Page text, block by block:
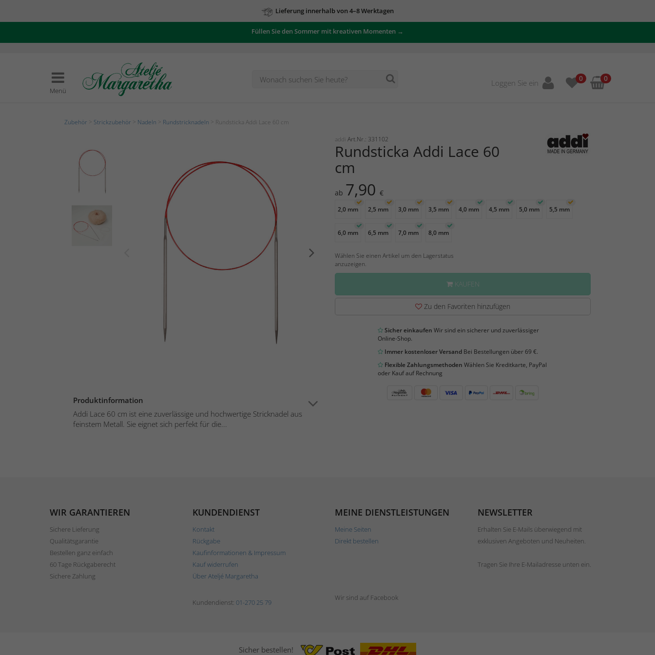
Lieferung innerhalb von 4–8 Werktagen
Füllen Sie den Sommer mit kreativen Momenten →
Menü
Loggen Sie ein 0 0
Zubehör Strickzubehör Nadeln Rundstricknadeln > Rundsticka Addi Lace 60 cm
Produktinformation
Addi Lace 60 cm ist eine zuverlässige und hochwertige Stricknadel aus
feinstem Metall. Sie eignet sich perfekt für die...
addi Art.Nr.: 331102
Rundsticka Addi Lace 60
cm
ab 7,90 €
2,0 mm 2,5 mm 3,0 mm 3,5 mm 4,0 mm 4,5 mm 5,0 mm 5,5 mm
6,0 mm 6,5 mm 7,0 mm 8,0 mm
Wählen Sie einen Artikel um den Lagerstatus
anzuzeigen.
KAUFEN
Zu den Favoriten hinzufügen
Sicher einkaufen Wir sind ein sicherer und zuverlässiger
Online-Shop.
Immer kostenloser VersandBei Bestellungen über 69 €.
Flexible Zahlungsmethoden Wählen Sie Kreditkarte, PayPal
oder Kauf auf Rechnung
WIR GARANTIEREN
Sichere Lieferung
Qualitätsgarantie
Bestellen ganz einfach
60 Tage Rückgaberecht
Sichere Zahlung
KUNDENDIENST
Kontakt
Rückgabe
Kaufinformationen & Impressum
Kauf widerrufen
Über Ateljé Margaretha
MEINE DIENSTLEISTUNGEN
Meine Seiten
Direkt bestellen
NEWSLETTER
Erhalten Sie E-Mails überwiegend mit
exklusiven Angeboten und Neuheiten.
Tragen Sie Ihre E-Mailadresse unten ein.
Kundendienst: 01-270 25 79
Wir sind auf Facebook
Sicher bestellen!